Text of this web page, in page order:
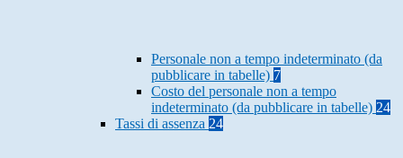
Personale non a tempo indeterminato (da
pubblicare in tabelle) 7
Costo del personale non a tempo
indeterminato (da pubblicare in tabelle) 24
Tassi di assenza 24